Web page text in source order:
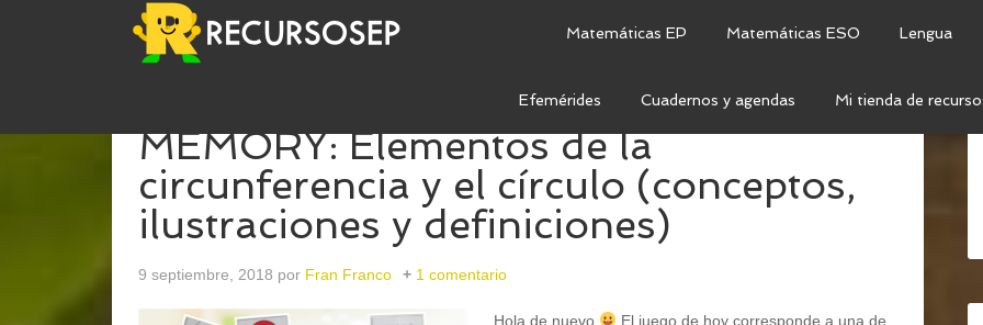
Matemáticas EP Matemáticas ESO Lengua
Efemérides Cuadernos y agendas Mi tienda de
MEMORY: Elementos de la
circunferencia y el círculo (conceptos,
ilustraciones y definiciones)
9 septiembre, 2018 por Fran Franco 1 comentario
Hola de nuevo
El juego de hoy corresponde a una de